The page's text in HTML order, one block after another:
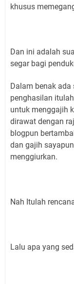
khusus
Dan ini adalah
segar bagi
Dalam benak
penghasilan
untuk menggajih
dirawat dengan
blogpun
dan gajih
menggiurkan.
Nah Itulah
Lalu apa yang